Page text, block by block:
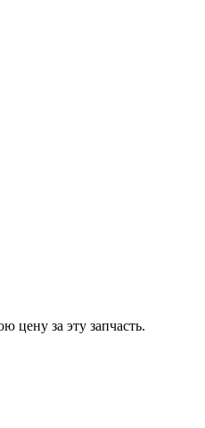
цену за эту запчасть.